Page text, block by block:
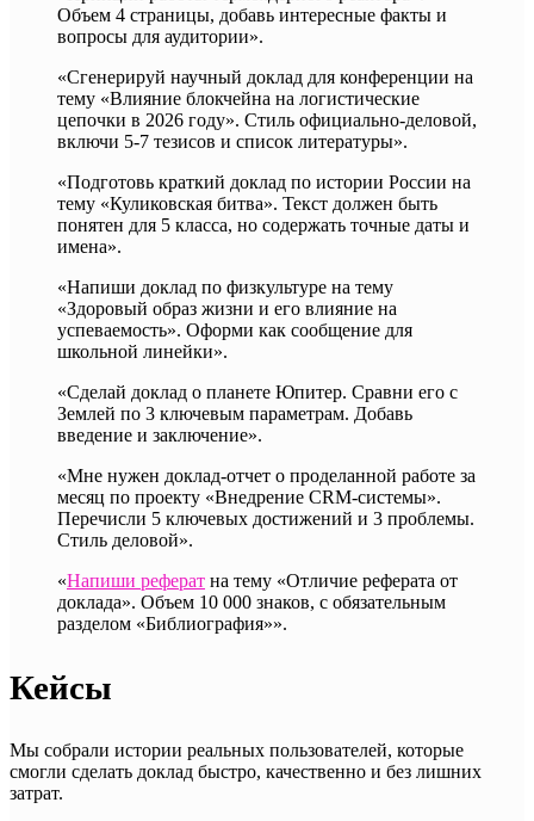
Объем 4 страницы, добавь интересные факты и
вопросы для аудитории».
«Сгенерируй научный доклад для конференции на
тему «Влияние блокчейна на логистические
цепочки в 2026 году». Стиль официально-деловой,
включи 5-7 тезисов и список литературы».
«Подготовь краткий доклад по истории России на
тему «Куликовская битва». Текст должен быть
понятен для 5 класса, но содержать точные даты и
имена».
«Напиши доклад по физкультуре на тему
«Здоровый образ жизни и его влияние на
успеваемость». Оформи как сообщение для
школьной линейки».
«Сделай доклад о планете Юпитер. Сравни его с
Землей по 3 ключевым параметрам. Добавь
введение и заключение».
«Мне нужен доклад-отчет о проделанной работе за
месяц по проекту «Внедрение CRM-системы».
Перечисли 5 ключевых достижений и 3 проблемы.
Стиль деловой».
«Напиши реферат на тему «Отличие реферата от
доклада». Объем 10 000 знаков, с обязательным
разделом «Библиография»».
Кейсы
Мы собрали истории реальных пользователей, которые
смогли сделать доклад быстро, качественно и без лишних
затрат.